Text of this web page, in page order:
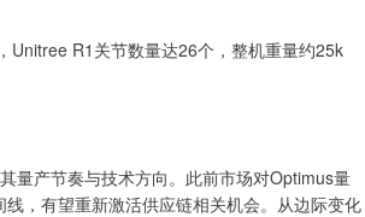
R1关节数量达26个，整机重量约25k
产节奏与技术方向。此前市场对Optimus量
，有望重新激活供应链相关机会。从边际变化